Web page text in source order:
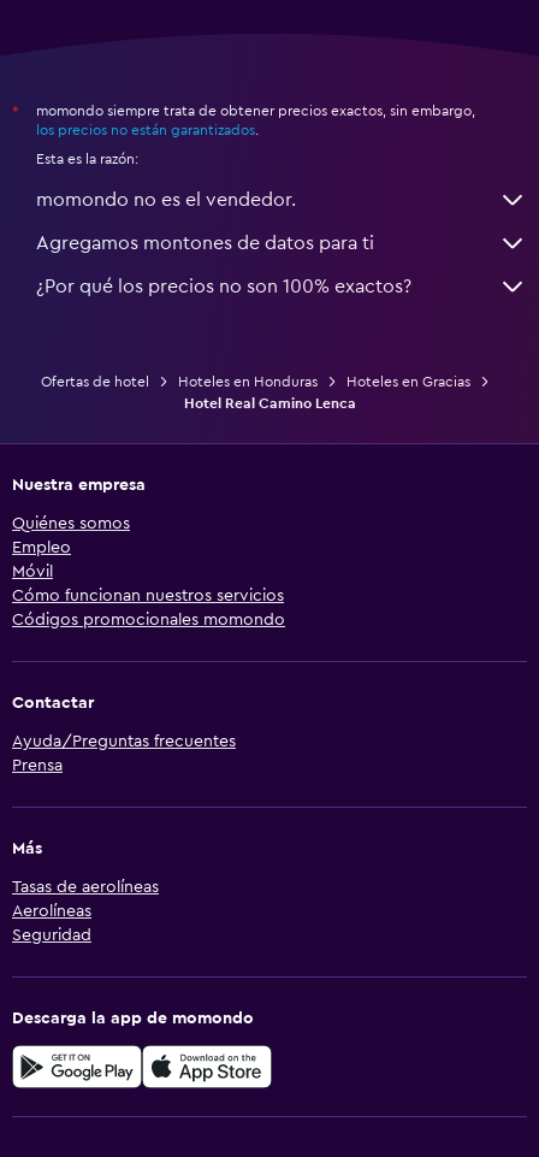
*
momondo siempre trata de obtener precios exactos, sin embargo,
los precios no están garantizados
Esta es la razón:
momondo no es el vendedor.
Agregamos montones de datos para ti
¿Por qué los precios no son 100% exactos?
Ofertas de hotel Hoteles en Honduras
Hoteles en Gracias
Hotel Real Camino Lenca
Nuestra empresa
Quiénes somos
Empleo
Móvil
Cómo funcionan nuestros servicios
Códigos promocionales momondo
Contactar
Ayuda/Preguntas frecuentes
Prensa
Más
Tasas de aerolíneas
Aerolíneas
Seguridad
Descarga la app de momondo